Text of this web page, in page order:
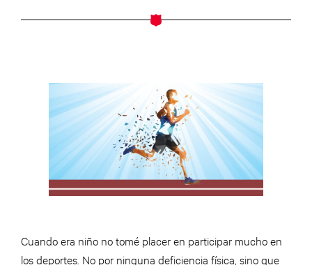
Cuando era niño no tomé placer en participar mucho en
los deportes. No por ninguna deficiencia física, sino que